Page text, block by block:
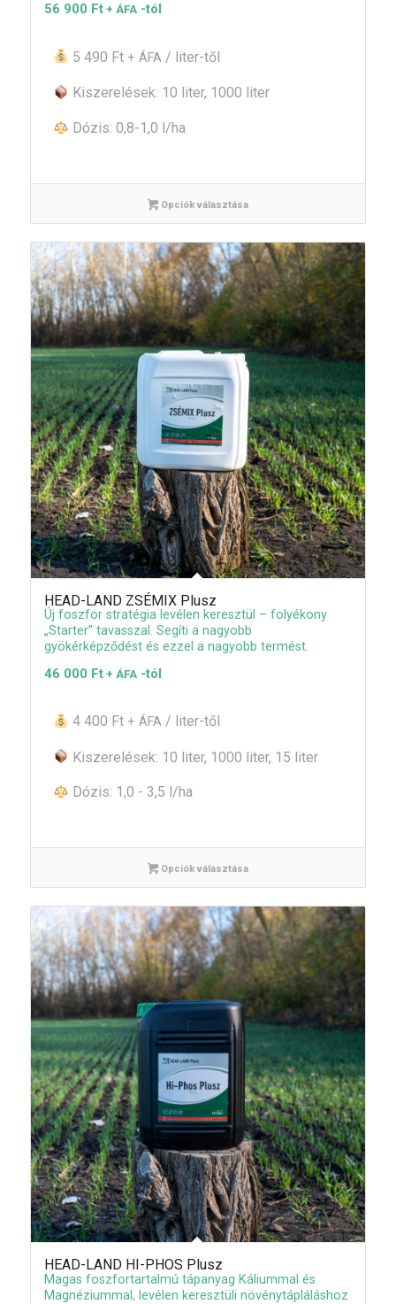
56 900 Ft+ ÁFA-tól
5 490 Ft+ ÁFA / liter-től
Kiszerelések: 10 liter, 1000 liter
Dózis: 0,8-1,0 l/ha
Opciók választása
HEAD-LAND ZSÉMIX Plusz
Új foszfor stratégia levélen keresztül – folyékony
„Starter” tavasszal. Segíti a nagyobb
gyökérképződést és ezzel a nagyobb termést.
46 000 Ft+ ÁFA-tól
4 400 Ft+ ÁFA/ liter-től
Kiszerelések: 10 liter, 1000 liter, 15 liter
Dózis: 1,0 - 3,5 l/ha
Opciók választása
HEAD-LAND HI-PHOS Plusz
Magas foszfortartalmú tápanyag Káliummal és
Magnéziummal, levélen keresztüli növénytápláláshoz